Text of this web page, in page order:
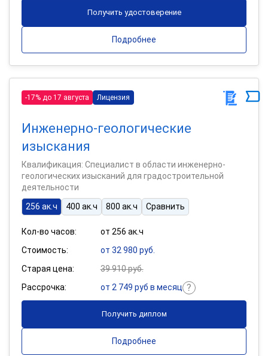
Получить удостоверение
Подробнее
-17% до 17 августа Лицензия
Инженерно-геологические
изыскания
Квалификация: Специалист в области инженерно-
геологических изысканий для градостроительной
деятельности
256 ак.ч
400 ак.ч 800 ак.ч Сравнить
Кол-во часов:
от 256 ак.ч
Стоимость:
от 32 980 руб.
Старая цена:
39 910 руб.
Рассрочка:
от 2 749 руб в месяц
Получить диплом
Подробнее